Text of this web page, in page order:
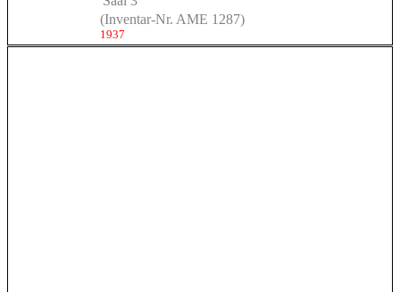
(Inventar-Nr. AME 1287)
1937